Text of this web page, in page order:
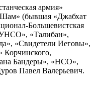
армия»
(бывшая «Джабхат
Большевистская
«Талибан»,
«Свидетели Иеговы»,
Корчинского,
Бандеры», «НСО»,
Павел Валерьевич.